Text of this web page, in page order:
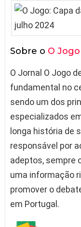
Sobre o O Jogo
O Jornal O Jogo
fundamental no
sendo um dos
especializados
longa história de
responsável por
adeptos, sempre
uma informação
promover o
em Portugal.